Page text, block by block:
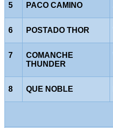
5 PACO CAMINO
6 POSTADO THOR
7
COMANCHE
THUNDER
8 QUE NOBLE